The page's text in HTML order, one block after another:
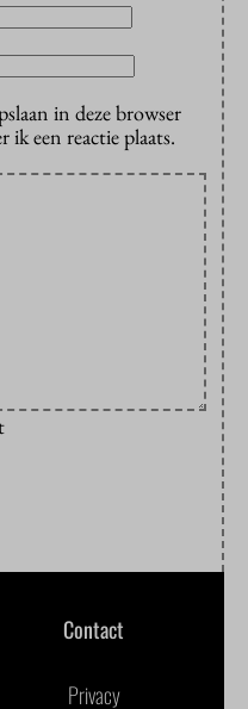
in deze browser
ik een reactie plaats.
Contact
Privacy